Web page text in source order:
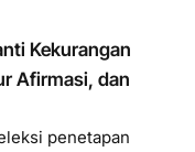
Kekurangan
Afirmasi, dan
penetapan